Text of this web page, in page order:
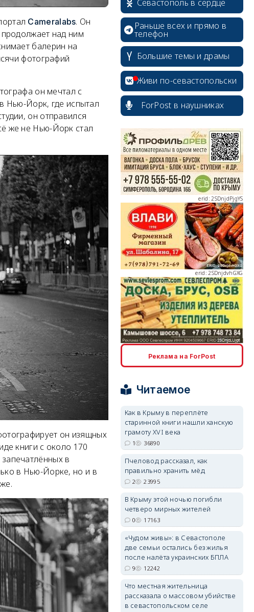
Cameralabs. Он
над ним
балерин на
фотографий
он мечтал с
Нью-Йорк, где испытал
он отправился
же не Нью-Йорк стал
он изящных
книги с около 170
в
в Нью-Йорке, но и в
Севастополь в сердце
Раньше всех и прямо в
телефон
Большие темы и драмы
Живи по-севастопольски
ForPost в наушниках
erid: 2SDnjdPjgYS
erid: 2SDnjdvhGXG
erid: 2SDnjcLUypt
erid: 2SDnjcrDNw6
erid: 2SDnjdPjgYS
Реклама на ForPost
Читаемое
Как в Крыму в переплёте
старинной книги нашли ханскую
грамоту XVI века
1 36890
Пчеловод рассказал, как
правильно хранить мёд
2 23995
В Крыму этой ночью погибли
четверо мирных жителей
0 17163
«Чудом живы»: в Севастополе
две семьи остались без жилья
после налёта украинских БПЛА
9 12242
Что местная жительница
рассказала о массовом убийстве
в севастопольском селе